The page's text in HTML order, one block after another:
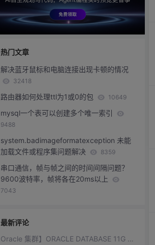
热门文章
解决蓝牙鼠标和电脑连接出现卡顿的情况
32418
路由器如何处理ttl为1或0的包 10649
mysql一个表可以创建多个唯一索引
9488
system.badimageformatexception 未能
加载文件或程序集问题解决
8359
串口通信，帧与帧之间的时间间隔问题？
9600波特率，帧将各在20ms以上
7043
最新评论
Oracle 集群】ORACLE DATABASE 11G RAC 知识图文详细教程之ORACLE集群概念和原理（二）...